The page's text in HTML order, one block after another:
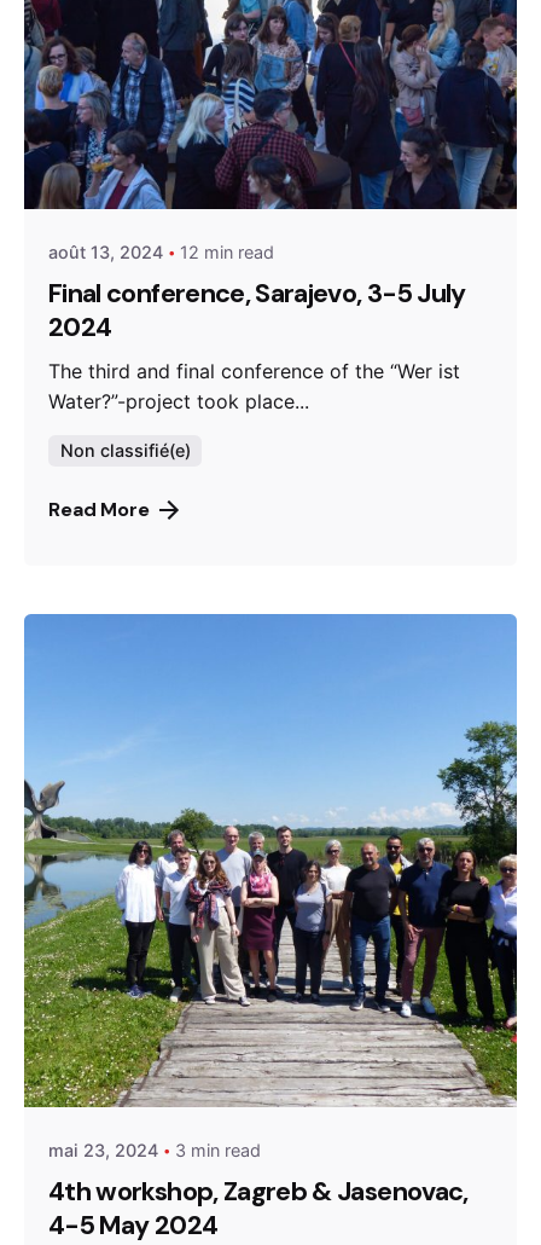
Posted by
admin
août 13, 2024 12 min read
Final conference, Sarajevo, 3-5 July
2024
The third and final conference of the “Wer ist
Water?”-project took place...
Non classifié(e)
Read More
Posted by
admin
mai 23, 2024 3 min read
4th workshop, Zagreb & Jasenovac,
4-5 May 2024